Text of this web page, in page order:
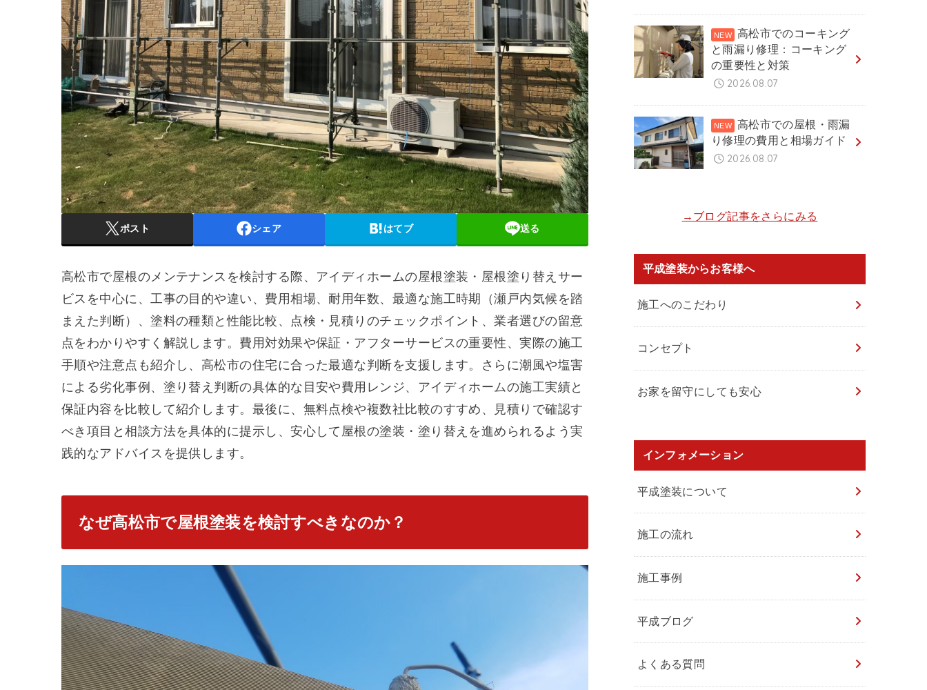
ポスト シェア はてブ 送る
高松市で屋根のメンテナンスを検討する際、アイディホームの屋根塗装・屋根塗り替えサー
ビスを中心に、工事の目的や違い、費用相場、耐用年数、最適な施工時期（瀬戸内気候を踏
まえた判断）、塗料の種類と性能比較、点検・見積りのチェックポイント、業者選びの留意
点をわかりやすく解説します。費用対効果や保証・アフターサービスの重要性、実際の施工
手順や注意点も紹介し、高松市の住宅に合った最適な判断を支援します。さらに潮風や塩害
による劣化事例、塗り替え判断の具体的な目安や費用レンジ、アイディホームの施工実績と
保証内容を比較して紹介します。最後に、無料点検や複数社比較のすすめ、見積りで確認す
べき項目と相談方法を具体的に提示し、安心して屋根の塗装・塗り替えを進められるよう実
践的なアドバイスを提供します。
なぜ高松市で屋根塗装を検討すべきなのか？
高松市でのコーキング
と雨漏り修理：コーキング
の重要性と対策
2026.08.07
高松市での屋根・雨漏
り修理の費用と相場ガイド
2026.08.07
→ブログ記事をさらにみる
平成塗装からお客様へ
施工へのこだわり
コンセプト
お家を留守にしても安心
インフォメーション
平成塗装について
施工の流れ
施工事例
平成ブログ
よくある質問